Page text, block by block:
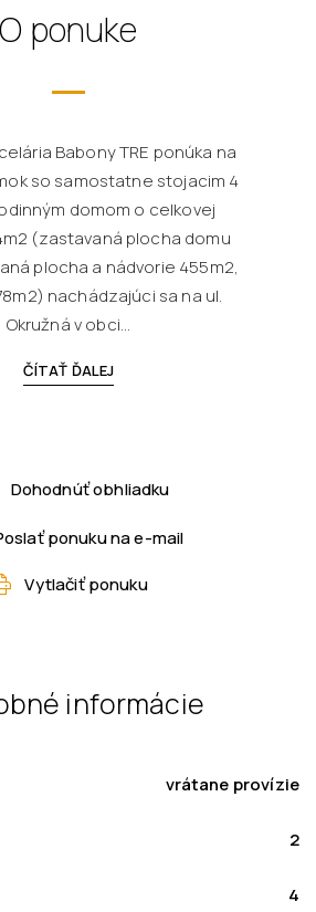
O ponuke
Babony TRE ponúka na
so samostatne stojacim 4
domom o celkovej
(zastavaná plocha domu
plocha a nádvorie 455m2,
nachádzajúci sa na ul.
Okružná v obci...
ČÍTAŤ ĎALEJ
Dohodnúť obhliadku
ponuku na e-mail
Vytlačiť ponuku
informácie
vrátane provízie
2
4